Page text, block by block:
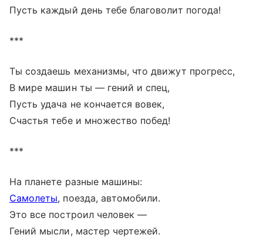
Пусть каждый день тебе благоволит погода!
***
Ты создаешь механизмы, что движут прогресс,
В мире машин ты — гений и спец,
Пусть удача не кончается вовек,
Счастья тебе и множество побед!
***
На планете разные машины:
Самолеты, поезда, автомобили.
Это все построил человек —
Гений мысли, мастер чертежей.